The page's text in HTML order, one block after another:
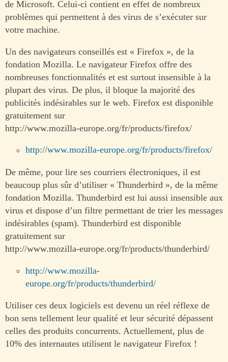
de Microsoft. Celui-ci contient en effet de nombreux
problèmes qui permettent à des virus de s’exécuter sur
votre machine.
Un des navigateurs conseillés est « Firefox », de la
fondation Mozilla. Le navigateur Firefox offre des
nombreuses fonctionnalités et est surtout insensible à la
plupart des virus. De plus, il bloque la majorité des
publicités indésirables sur le web. Firefox est disponible
gratuitement sur
http://www.mozilla-europe.org/fr/products/firefox/
http://www.mozilla-europe.org/fr/products/firefox/
De même, pour lire ses courriers électroniques, il est
beaucoup plus sûr d’utiliser « Thunderbird », de la même
fondation Mozilla. Thunderbird est lui aussi insensible aux
virus et dispose d’un filtre permettant de trier les messages
indésirables (spam). Thunderbird est disponible
gratuitement sur
http://www.mozilla-europe.org/fr/products/thunderbird/
http://www.mozilla-
europe.org/fr/products/thunderbird/
Utiliser ces deux logiciels est devenu un réel réflexe de
bon sens tellement leur qualité et leur sécurité dépassent
celles des produits concurrents. Actuellement, plus de
10% des internautes utilisent le navigateur Firefox !